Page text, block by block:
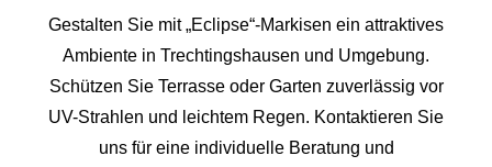
Gestalten Sie mit „Eclipse“-Markisen ein attraktives
Ambiente in Trechtingshausen und Umgebung.
Schützen Sie Terrasse oder Garten zuverlässig vor
UV-Strahlen und leichtem Regen. Kontaktieren Sie
uns für eine individuelle Beratung und